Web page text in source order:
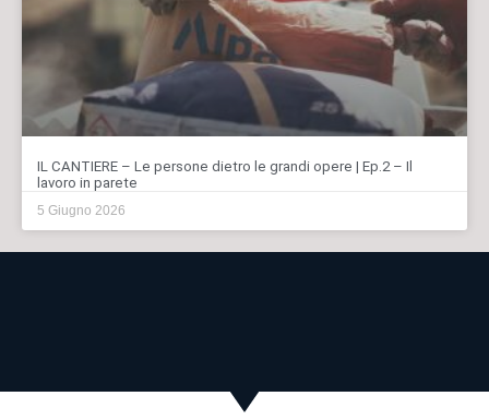
IL CANTIERE – Le persone dietro le grandi opere | Ep.2 – Il
lavoro in parete
5 Giugno 2026